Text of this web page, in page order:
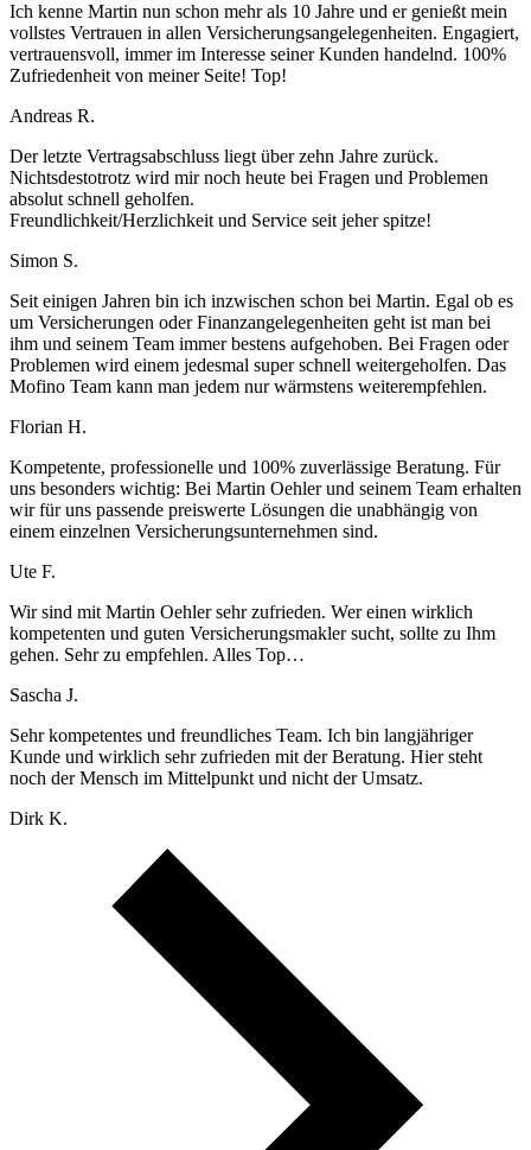
Ich kenne Martin nun schon mehr als 10 Jahre und er genießt mein
vollstes Vertrauen in allen Versicherungsangelegenheiten. Engagiert,
vertrauensvoll, immer im Interesse seiner Kunden handelnd. 100%
Zufriedenheit von meiner Seite! Top!
Andreas R.
Der letzte Vertragsabschluss liegt über zehn Jahre zurück.
Nichtsdestotrotz wird mir noch heute bei Fragen und Problemen
absolut schnell geholfen.
Freundlichkeit/Herzlichkeit und Service seit jeher spitze!
Simon S.
Seit einigen Jahren bin ich inzwischen schon bei Martin. Egal ob es
um Versicherungen oder Finanzangelegenheiten geht ist man bei
ihm und seinem Team immer bestens aufgehoben. Bei Fragen oder
Problemen wird einem jedesmal super schnell weitergeholfen. Das
Mofino Team kann man jedem nur wärmstens weiterempfehlen.
Florian H.
Kompetente, professionelle und 100% zuverlässige Beratung. Für
uns besonders wichtig: Bei Martin Oehler und seinem Team erhalten
wir für uns passende preiswerte Lösungen die unabhängig von
einem einzelnen Versicherungsunternehmen sind.
Ute F.
Wir sind mit Martin Oehler sehr zufrieden. Wer einen wirklich
kompetenten und guten Versicherungsmakler sucht, sollte zu Ihm
gehen. Sehr zu empfehlen. Alles Top…
Sascha J.
Sehr kompetentes und freundliches Team. Ich bin langjähriger
Kunde und wirklich sehr zufrieden mit der Beratung. Hier steht
noch der Mensch im Mittelpunkt und nicht der Umsatz.
Dirk K.